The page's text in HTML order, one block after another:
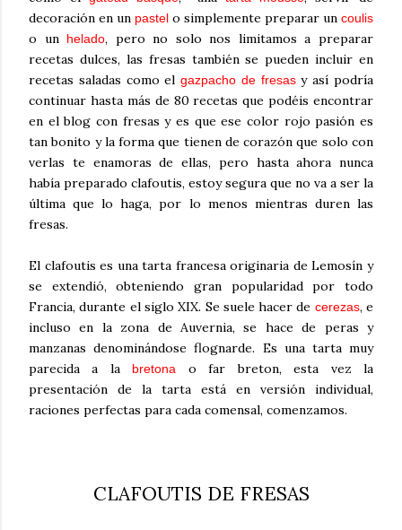
decoración en un pastel o simplemente preparar un coulis
o un helado, pero no solo nos limitamos a preparar
recetas dulces, las fresas también se pueden incluir en
recetas saladas como elgazpacho de fresasy así podría
continuar hasta más de 80 recetas que podéis encontrar
en el blog con fresas y es que ese color rojo pasión es
tan bonito y la forma que tienen de corazón que solo con
verlas te enamoras de ellas, pero hasta ahora nunca
había preparado clafoutis, estoy segura que no va a ser la
última que lo haga, por lo menos mientras duren las
fresas.
El clafoutis es una tarta francesa originaria de Lemosín y
se extendió, obteniendo gran popularidad por todo
Francia, durante el siglo XIX. Se suele hacer de cerezas, e
incluso en la zona de Auvernia, se hace de peras y
manzanas denominándose flognarde. Es una tarta muy
parecida a la
bretona o far breton, esta vez la
presentación de la tarta está en versión individual,
raciones perfectas para cada comensal, comenzamos.
CLAFOUTIS DE FRESAS